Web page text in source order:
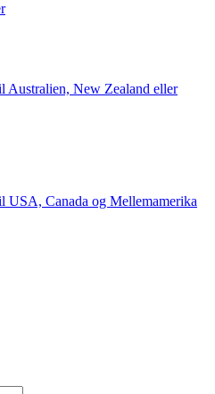
Australien, New Zealand eller
USA, Canada og Mellemamerika